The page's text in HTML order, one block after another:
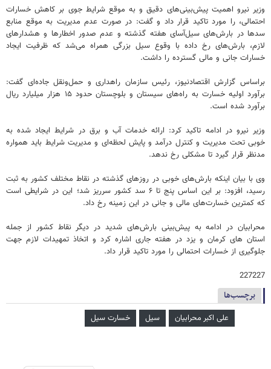
وزیر نیرو اهمیت پیش‌بینی‌های دقیق و به موقع شرایط جوی بر کاهش خسارات
احتمالی، را مورد تاکید قرار داد و گفت: در صورت عدم مدیریت به موقع منابع
سدها در بارش‌های سیل‌آسای هفته گذشته و عدم صدور اخطارها و هشدارهای
لازم، بارش‌های رخ داده با وقوع سیل بزرگی همراه می‌شد که ظرفیت ایجاد
خسارات جانی و مالی گسترده را داشت.
براساس گزارش اقتصادنیوز، رئیس سازمان راهداری و حمل‌ونقل جاده‌ای گفت:
برآورد اولیه خسارت به راه‌های سیستان و بلوچستان حدود ۱۵ هزار میلیارد ریال
برآورد شده است.
وزیر نیرو در ادامه تاکید کرد: ارائه خدمات آب و برق در شرایط ایجاد شده به
خوبی تحت مدیریت و کنترل درآمد و پایش لحظه‌ای و مدیریت شرایط باید همواره
مدنظر قرار گیرد تا مشکلی رخ ندهد.
وی با بیان اینکه بارش‌های خوبی در روزهای گذشته در نقاط مختلف کشور به ثبت
رسید، افزود: بر این اساس پنج تا ۶ سد کشور سرریز شد؛ این در شرایطی است
که کمترین خسارت‌های مالی و جانی در این زمینه رخ داد.
محرابیان در ادامه به پیش‌بینی بارش‌های شدید در دیگر نقاط کشور از جمله
استان های کرمان و یزد در هفته جاری اشاره کرد و اتخاذ تمهیدات لازم جهت
جلوگیری از خسارات احتمالی را مورد تاکید قرار داد.
227227
برچسب‌ها
علی اکبر محرابیان سیل خسارت سیل